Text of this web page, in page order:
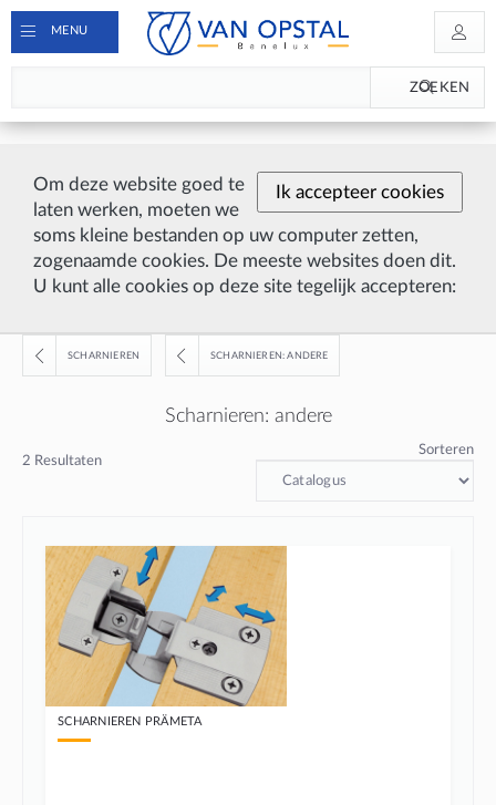
Ik accepteer cookies
Om deze website goed te
laten werken, moeten we
soms kleine bestanden op uw computer zetten,
zogenaamde cookies. De meeste websites doen dit.
U kunt alle cookies op deze site tegelijk accepteren:
MENU
ZOEKEN
SCHARNIEREN SCHARNIEREN: ANDERE
Scharnieren: andere
2 Resultaten
Sorteren
SCHARNIEREN PRÄMETA